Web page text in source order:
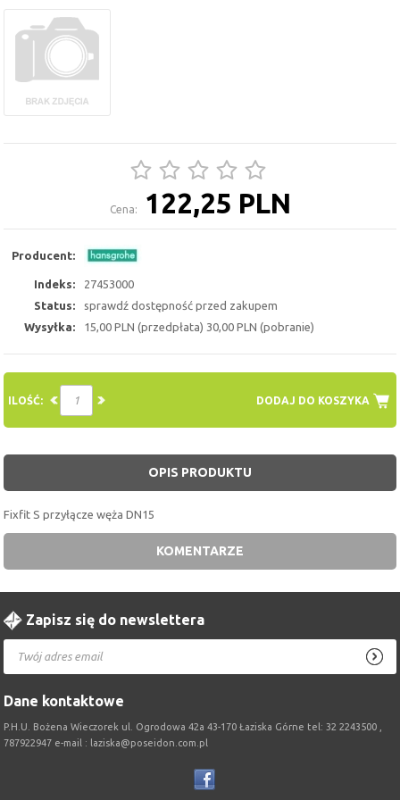
Cena: 122,25 PLN
Producent:
Indeks:
27453000
Status:
sprawdź dostępność przed zakupem
Wysyłka:
15,00 PLN (przedpłata) 30,00 PLN (pobranie)
DODAJ DO KOSZYKA
ILOŚĆ:
OPIS PRODUKTU
Fixfit S przyłącze węża DN15
KOMENTARZE
Zapisz się do newslettera
Dane kontaktowe
P.H.U. Bożena Wieczorek ul. Ogrodowa 42a 43-170 Łaziska Górne tel: 32 2243500 ,
787922947 e-mail : laziska@poseidon.com.pl